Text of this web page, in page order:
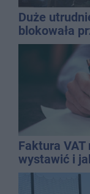
Duże
blokowała
Faktura
wystawić i